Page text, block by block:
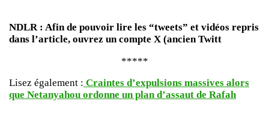
NDLR : Afin de pouvoir lire les “tweets” et vidéos repris
dans l’article, ouvrez un compte X (ancien Twitt
*****
Lisez également : Craintes d’expulsions massives alors
que Netanyahou ordonne un plan d’assaut de Rafah